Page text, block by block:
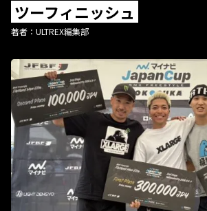
ツーフィニッシュ
著者： ULTREX編集部